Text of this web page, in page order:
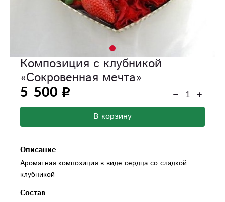
Композиция с клубникой
«Сокровенная мечта»
5 500
В корзину
Описание
Ароматная композиция в виде сердца со сладкой
клубникой
Состав